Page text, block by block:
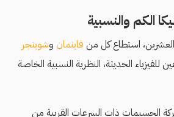
الكم والنسبية
العشرين، استطاع كل من فاينمان وشوينجر
للفيزياء الحديثة، النظرية النسبية الخاصة
الجسيمات ذات السرعات القريبة من